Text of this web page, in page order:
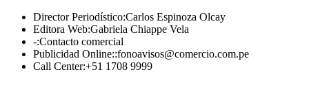
Director Periodístico:Carlos Espinoza Olcay
Editora Web:Gabriela Chiappe Vela
-:Contacto comercial
Publicidad Online::fonoavisos@comercio.com.pe
Call Center:+51 1708 9999